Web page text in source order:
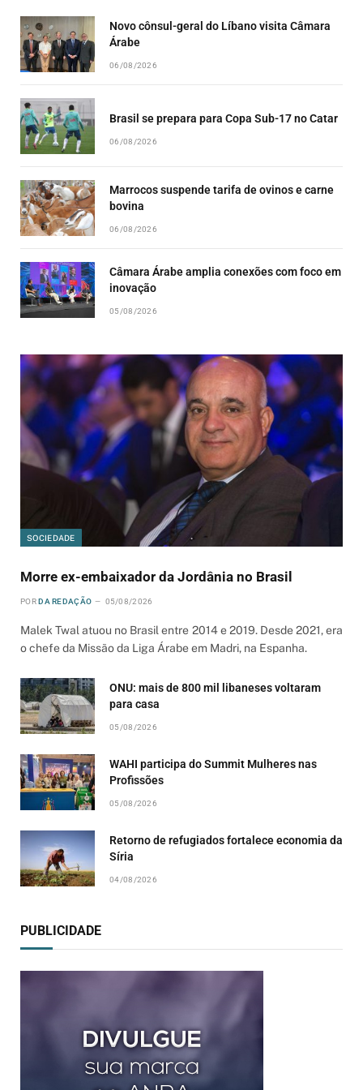
Novo cônsul-geral do Líbano visita Câmara
Árabe
06/08/2026
Brasil se prepara para Copa Sub-17 no Catar
06/08/2026
Marrocos suspende tarifa de ovinos e carne
bovina
06/08/2026
Câmara Árabe amplia conexões com foco em
inovação
05/08/2026
SOCIEDADE
Morre ex-embaixador da Jordânia no Brasil
POR DA REDAÇÃO 05/08/2026
Malek Twal atuou no Brasil entre 2014 e 2019. Desde 2021, era
o chefe da Missão da Liga Árabe em Madri, na Espanha.
ONU: mais de 800 mil libaneses voltaram
para casa
05/08/2026
WAHI participa do Summit Mulheres nas
Profissões
05/08/2026
Retorno de refugiados fortalece economia da
Síria
04/08/2026
PUBLICIDADE